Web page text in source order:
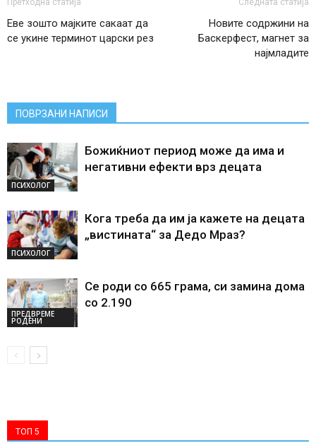
Претходна статија
Еве зошто мајките сакаат да
се укине терминот царски рез
Следната статија
Новите содржини на
Баскерфест, магнет за
најмладите
ПОВРЗАНИ НАПИСИ
ПСИХОЛОГ
Божиќниот период може да има и
негативни ефекти врз децата
ПСИХОЛОГ
Кога треба да им ја кажете на децата
„вистината“ за Дедо Мраз?
ПРЕДВРЕМЕ
РОДЕНИ
Се роди со 665 грама, си замина дома
со 2.190
ТОП 5